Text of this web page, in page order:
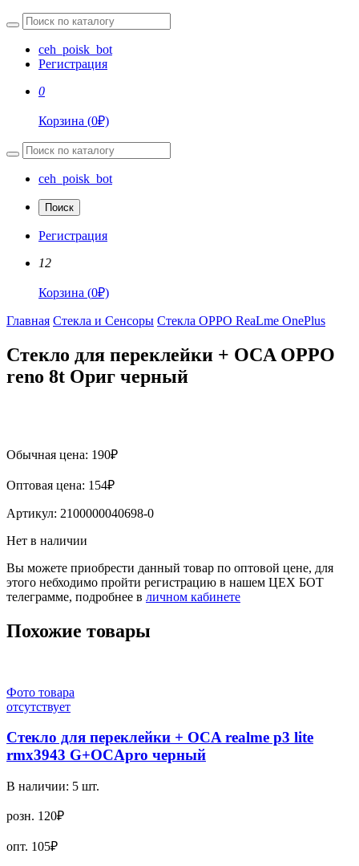
ceh_poisk_bot
Регистрация
0
Корзина (0₽)
ceh_poisk_bot
Поиск
Регистрация
12
Корзина (0₽)
Главная Стекла и Сенсоры Стекла OPPO ReaLme OnePlus
Стекло для переклейки + OCA OPPO
reno 8t Ориг черный
Обычная цена: 190₽
Оптовая цена: 154₽
Артикул: 2100000040698-0
Нет в наличии
Вы можете приобрести данный товар по оптовой цене, для
этого небходимо пройти регистрацию в нашем ЦЕХ БОТ
телеграмме, подробнее в личном кабинете
Похожие товары
Фото товара
отсутствует
Стекло для переклейки + OCA realme p3 lite
rmx3943 G+OCApro черный
В наличии: 5 шт.
розн. 120₽
опт. 105₽